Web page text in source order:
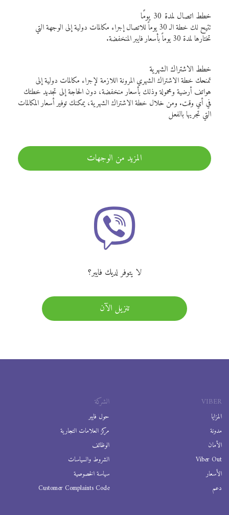
خطط اتصال لمدة 30 يومًا
تتيح لك خطة الـ 30 يوماً للاتصال إجراء مكالمات دولية إلى الوجهة التي
تختارها لمدة 30 يوماً بأسعار فايبر المنخفضة.
خطط الاشتراك الشهرية
تمنحك خطة الاشتراك الشهري المرونة اللازمة لإجراء مكالمات دولية إلى
هواتف أرضية ومحمولة وذلك بأسعار منخفضة، دون الحاجة إلى تجديد خطتك
في أي وقت. ومن خلال خطة الاشتراك الشهرية، يمكنك توفير أسعار المكالمات
التي تجريها بالفعل
المزيد من الوجهات
لا يتوفر لديك فايبر؟
تنزيل الآن
VIBER
المزايا
مدونة
الأمان
Viber Out
الأسعار
دعم
الشركة
حول فايبر
مركز العلامات التجارية
الوظائف
الشروط والسياسات
سياسة الخصوصية
Customer Complaints Code